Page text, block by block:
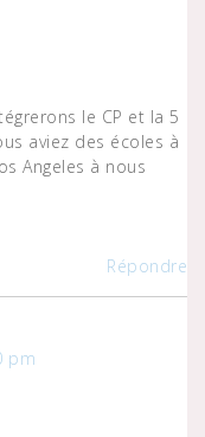
le CP et la 5
aviez des écoles à
Angeles à nous
Répondre
pm